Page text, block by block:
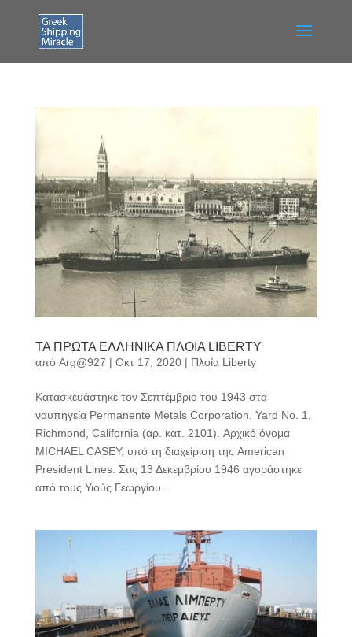
ΤΑ ΠΡΩΤΑ ΕΛΛΗΝΙΚΑ ΠΛΟΙΑ LIBERTY
από Arg@927 | Οκτ 17, 2020| Πλοία Liberty
Κατασκευάστηκε τον Σεπτέμβριο του 1943 στα
ναυπηγεία Permanente Metals Corporation, Yard No. 1,
Richmond, California (αρ. κατ. 2101). Αρχικό όνομα
MICHAEL CASEY, υπό τη διαχείριση της American
President Lines. Στις 13 Δεκεμβρίου 1946 αγοράστηκε
από τους Υιούς Γεωργίου...